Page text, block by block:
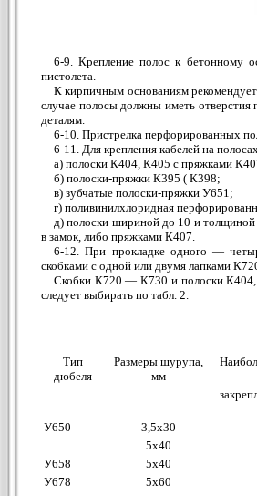
6-9. Крепление полос к бетонному
пистолета.
К кирпичным основаниям
случае полосы должны иметь отверстия
деталям.
6-10. Пристрелка перфорированных
6-11. Для крепления кабелей на
а) полоски К404, К405 с пряжками
б) полоски-пряжки К395 ( К398;
в) зубчатые полоски-пряжки У651;
г) поливинилхлоридная
д) полоски шириной до 10 и
в замок, либо пряжками К407.
6-12. При прокладке одного —
скобками с одной или двумя лапками
Скобки К720 — К730 и полоски
следует выбирать по табл. 2.
Тип
дюбеля
Размеры шурупа,
мм
У650
3,5х30
5х40
У658
5х40
У678
5х60